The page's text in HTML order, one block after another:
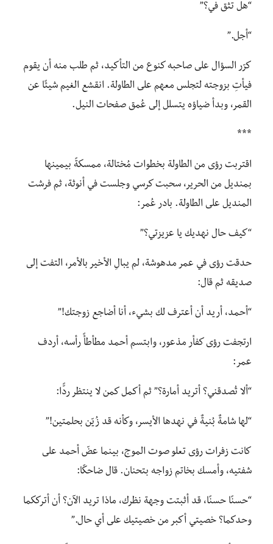
“هل تثق في؟”
“أجل.”
كرّر السؤال على صاحبه كنوع من التأكيد، ثم طلب منه أن يقوم
فيأتِ بزوجته لتجلس معهم على الطاولة. انقشع الغيم شيئًا عن
القمر، وبدأ ضياؤه يتسلل إلى عُمق صفحات النيل.
***
اقتربت رؤى من الطاولة بخطوات مُختالة، ممسكةً بيمينها
بمنديل من الحرير، سحبت كرسي وجلست في أنوثة، ثم فرشت
المنديل على الطاولة. بادر عُمر:
“كيف حال نهديك يا عزيزتي؟”
حدقت رؤى في عمر مدهوشة، لم يبالِ الأخير بالأمر، التفت إلى
صديقه ثم قال:
“أحمد، أريد أن أعترف لك بشيء، أنا أضاجع زوجتك!”
ارتجفت رؤى كفأر مذعور، وابتسم أحمد مطأطأً رأسه، أردف
عمر:
“ألا تُصدقني؟ أتريد أمارة؟” ثم أكمل كمن لا ينتظر ردًّا:
“لها شامةٌ بُنيةٌ في نهدها الأيسر، وكأنه قد زُيّن بحلمتين!”
كانت زفرات رؤى تعلو صوت الموج، بينما عضّ أحمد على
شفتيه، وأمسك بخاتم زواجه بتحنان. قال ضاحكًا:
“حسنًا حسنًا، قد أثبتت وجهة نظرك، ماذا تريد الآن؟ أن أترككما
وحدكما؟ خصيتي أكبر من خصيتيك على أي حال.”